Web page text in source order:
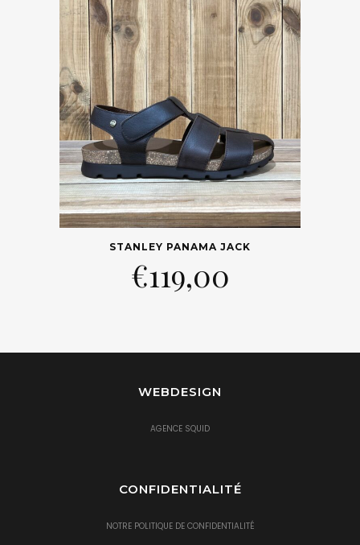
STANLEY PANAMA JACK
€119,00
WEBDESIGN
AGENCE SQUID
CONFIDENTIALITÉ
NOTRE POLITIQUE DE CONFIDENTIALITÉ